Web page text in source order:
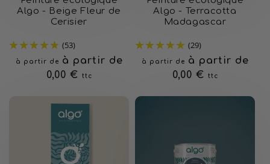
Algo - Beige Fleur de
Cerisier
(53)
Prix
habituel
à partir de
à partir de
0,00 €
ttc
Algo - Terracotta
Madagascar
(29)
Prix
habituel
à partir de
à partir de
0,00 €
ttc